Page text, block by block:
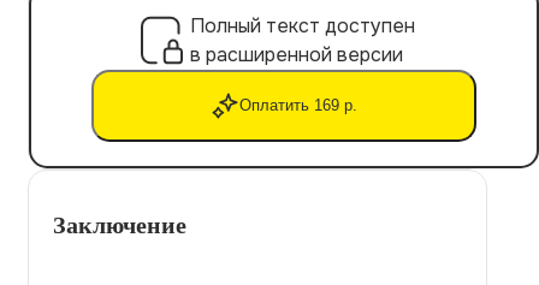
Полный текст доступен
в расширенной версии
Оплатить 169 р.
Заключение